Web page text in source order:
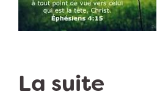
La suite